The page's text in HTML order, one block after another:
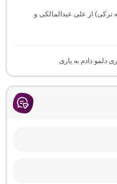
ترکی) از علی عبدالمالکی و
دلمو دادم به یاری